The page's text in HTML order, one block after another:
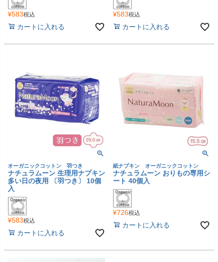
¥583税込
カートに入れる
¥583税込
カートに入れる
オーガニックコットン 羽つき
ナチュラムーン 生理用ナプキン
多い日の夜用 〔羽つき〕 10個
入
¥583税込
カートに入れる
紙ナプキン オーガニックコットン
ナチュラムーン おりもの専用シ
ート 40個入
¥726税込
カートに入れる